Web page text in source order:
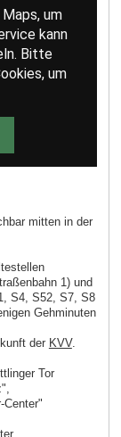
um
kann
Bitte
um
mitten in der
1) und
S4, S52, S7, S8
Gehminuten
der KVV.
Tor
Center"